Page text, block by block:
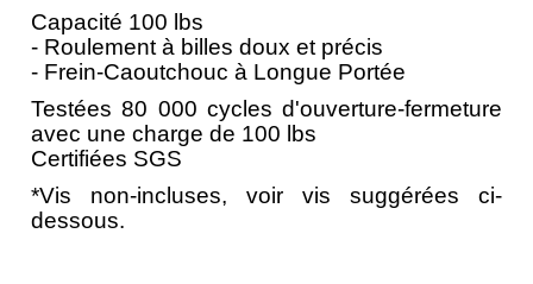
Capacité 100 lbs
- Roulement à billes doux et précis
- Frein-Caoutchouc à Longue Portée
Testées 80 000 cycles d'ouverture-fermeture
avec une charge de 100 lbs
Certifiées SGS
*Vis non-incluses,voir vis suggérées ci-
dessous.